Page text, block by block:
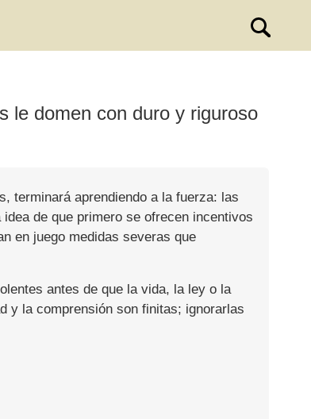
le domen con duro y riguroso
terminará aprendiendo a la fuerza: las
de que primero se ofrecen incentivos
en juego medidas severas que
antes de que la vida, la ley o la
y la comprensión son finitas; ignorarlas